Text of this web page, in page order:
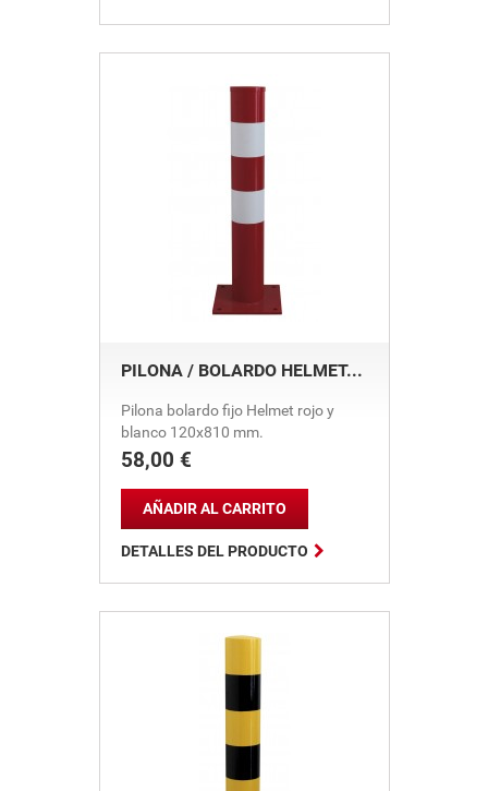
PILONA / BOLARDO HELMET...
Pilona bolardo fijo Helmet rojo y
blanco 120x810 mm.
Precio
58,00 €

AÑADIR AL CARRITO
DETALLES DEL PRODUCTO